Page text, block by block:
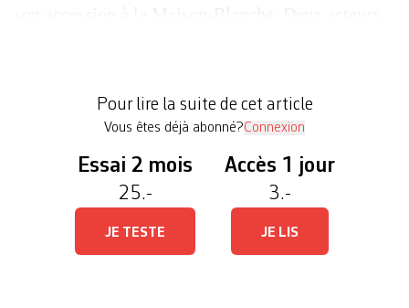
coupable […]
Pour lire la suite de cet article
Vous êtes déjà abonné?Connexion
Essai 2 mois
25.-
JE TESTE
Accès 1 jour
3.-
JE LIS